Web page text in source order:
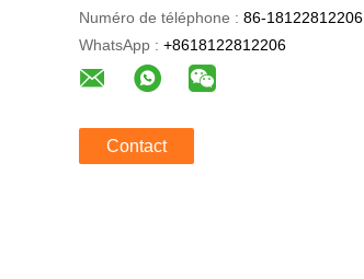
Numéro de téléphone : 86-18122812206
WhatsApp : +8618122812206
Contact